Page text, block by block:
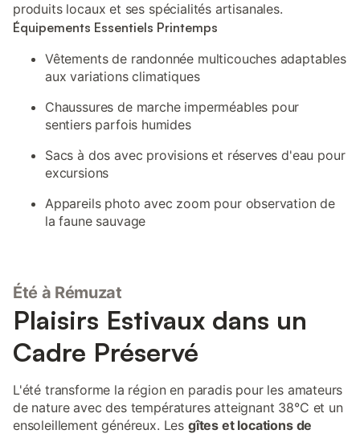
produits locaux et ses spécialités artisanales.
Équipements Essentiels Printemps
Vêtements de randonnée multicouches adaptables
aux variations climatiques
Chaussures de marche imperméables pour
sentiers parfois humides
Sacs à dos avec provisions et réserves d'eau pour
excursions
Appareils photo avec zoom pour observation de
la faune sauvage
Été à Rémuzat
Plaisirs Estivaux dans un
Cadre Préservé
L'été transforme la région en paradis pour les amateurs
de nature avec des températures atteignant 38°C et un
ensoleillement généreux. Les gîtes et locations de